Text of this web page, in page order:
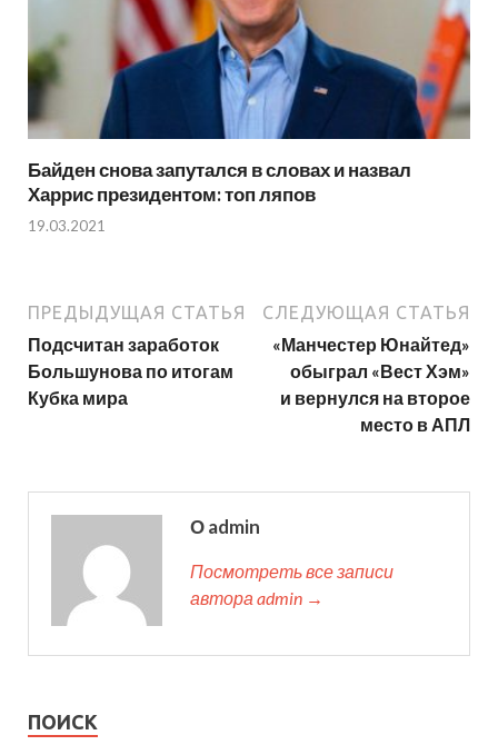
Байден снова запутался в словах и назвал
Харрис президентом: топ ляпов
19.03.2021
ПРЕДЫДУЩАЯ СТАТЬЯ
Подсчитан заработок
Большунова по итогам
Кубка мира
СЛЕДУЮЩАЯ СТАТЬЯ
«Манчестер Юнайтед»
обыграл «Вест Хэм»
и вернулся на второе
место в АПЛ
О admin
Посмотреть все записи
автора admin →
ПОИСК